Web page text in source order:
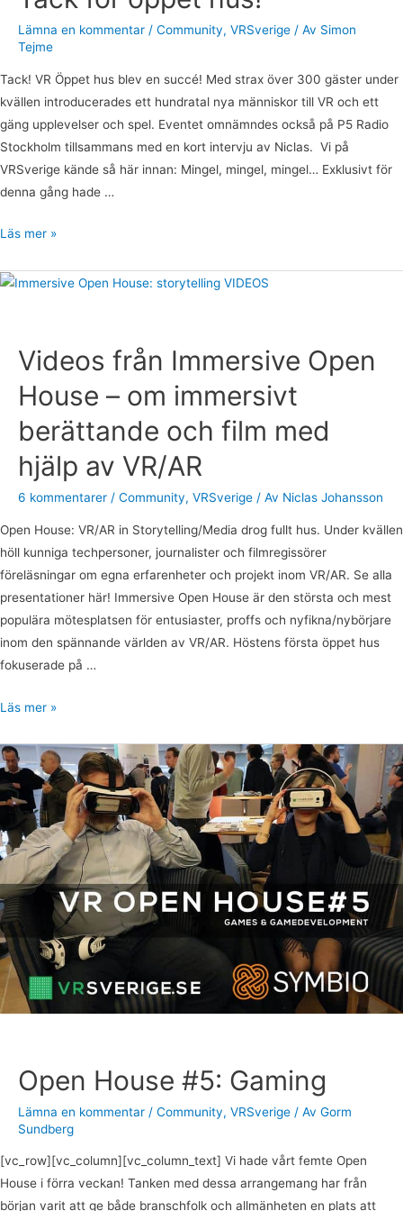
Lämna en kommentar / Community, VRSverige / Av Simon
Tejme
Tack! VR Öppet hus blev en succé! Med strax över 300 gäster under
kvällen introducerades ett hundratal nya människor till VR och ett
gäng upplevelser och spel. Eventet omnämndes också på P5 Radio
Stockholm tillsammans med en kort intervju av Niclas. Vi på
VRSverige kände så här innan: Mingel, mingel, mingel… Exklusivt för
denna gång hade …
Läs mer »
Videos från Immersive Open
House – om immersivt
berättande och film med
hjälp av VR/AR
6 kommentarer / Community, VRSverige / Av Niclas Johansson
Open House: VR/AR in Storytelling/Media drog fullt hus. Under kvällen
höll kunniga techpersoner, journalister och filmregissörer
föreläsningar om egna erfarenheter och projekt inom VR/AR. Se alla
presentationer här! Immersive Open House är den största och mest
populära mötesplatsen för entusiaster, proffs och nyfikna/nybörjare
inom den spännande världen av VR/AR. Höstens första öppet hus
fokuserade på …
Videos
Open
House
immersivt
berättande
med
hjälp
av
VR/AR
Läs mer »
Open House #5: Gaming
Lämna en kommentar / Community, VRSverige / Av Gorm
Sundberg
[vc_row][vc_column][vc_column_text] Vi hade vårt femte Open
House i förra veckan! Tanken med dessa arrangemang har från
början varit att ge både branschfolk och allmänheten en plats att
Open
House
#5:
Gaming